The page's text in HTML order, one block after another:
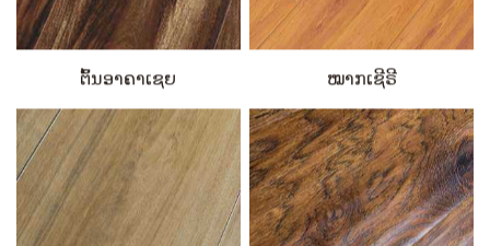
ຕົ້ນອາຄາເຊຍ ໝາກເຊີຣີ